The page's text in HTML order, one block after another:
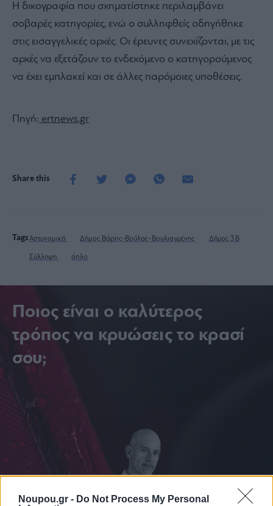
Noupou.gr - Do Not Process My Personal
Η δικογραφία που σχηματίστηκε περιλαμβάνει
σοβαρές κατηγορίες, ενώ ο συλληφθείς οδηγήθηκε
στις εισαγγελικές αρχές. Οι έρευνες συνεχίζονται, με τις
αρχές να εξετάζουν το ενδεχόμενο ο κατηγορούμενος
να έχει εμπλακεί και σε άλλες παρόμοιες υποθέσεις.
Πηγή: ertnews.gr
Share this
TagsΑστυνομικό Δήμος Βάρης-Βούλας-Βουλιαγμένης Δήμος 3Β
Σύλληψη όπλο
Ποιος είναι ο καλύτερος
τρόπος να κρυώσεις το κρασί
σου;